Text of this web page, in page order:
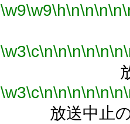
\w9\w9\h\n\n\n\n
\w3\c\n\n\n\n\n\n
放送
\w3\c\n\n\n\n\n\n
放送中止